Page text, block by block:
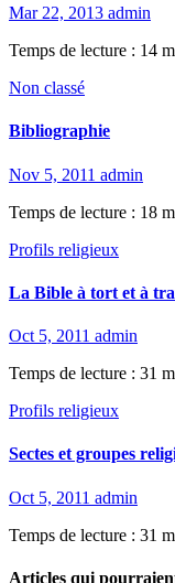
Mar 22, 2013 admin
Temps de lecture : 14
Non classé
Bibliographie
Nov 5, 2011 admin
Temps de lecture : 18
Profils religieux
La Bible à tort et à
Oct 5, 2011 admin
Temps de lecture : 31
Profils religieux
Sectes et groupes
Oct 5, 2011 admin
Temps de lecture : 31
Articles qui